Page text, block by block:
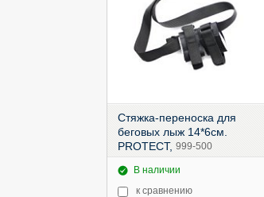
Стяжка-переноска для
беговых лыж 14*6см.
PROTECT, 999-500
В наличии
к сравнению